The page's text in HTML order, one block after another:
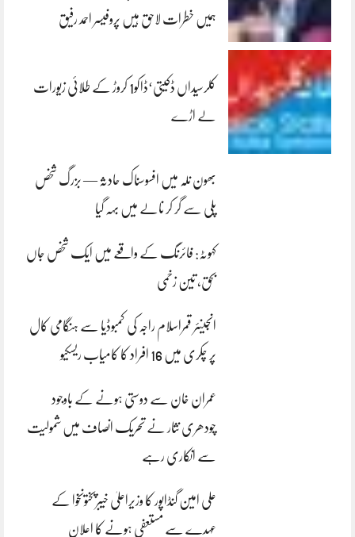
ہمیں خطرات لاحق ہیں پروفیسر احمد رفیق
کلرسیداں ڈکیتی‘ڈاکو1 کروڑ کے طلائی زیورات
لے اڑے
بھون نلہ میں افسوسناک حادثہ — بزرگ شخص
پلی سے گر کر نالے میں بہہ گیا
کہوٹہ: فائرنگ کے واقعے میں ایک شخص جاں
بحق، تین زخمی
انجینئر قمراسلام راجہ کی کمبوڈیا سے ہنگامی کال
پر چکری میں 16 افراد کا کامیاب ریسکیو
عمران خان سے دوستی ہونے کے باوجود
چودھری نثار نے تحریک انصاف میں شمولیت
سے انکاری رہے
علی امین گنڈاپور کا وزیراعلیٰ خیبرپختونخوا کے
عہدے سے مستعفی ہونے کا اعلان